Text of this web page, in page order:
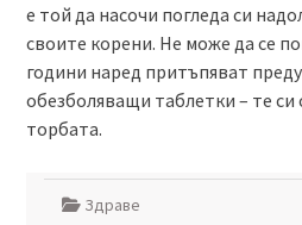
е той да насочи погледа си
своите корени. Не може да се
години наред притъпяват
обезболяващи таблетки – те си
торбата.
Здраве